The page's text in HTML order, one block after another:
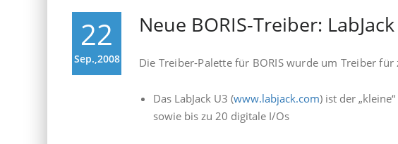
22
Sep.,2008
Neue BORIS-Treiber:
Die Treiber-Palette für BORIS wurde um Treiber
Das LabJack U3 (www.labjack.com) ist der
sowie bis zu 20 digitale I/Os